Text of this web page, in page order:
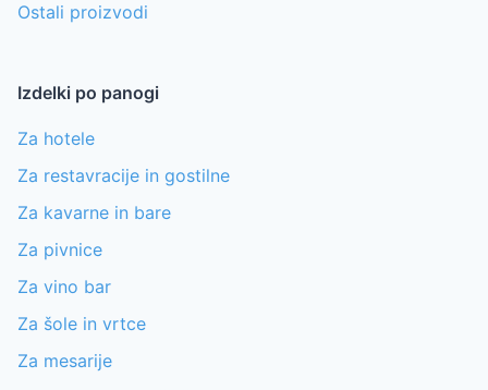
Ostali proizvodi
Izdelki po panogi
Za hotele
Za restavracije in gostilne
Za kavarne in bare
Za pivnice
Za vino bar
Za šole in vrtce
Za mesarije